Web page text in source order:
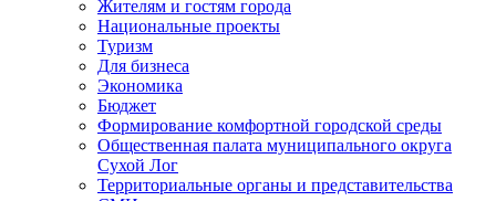
Жителям и гостям города
Национальные проекты
Туризм
Для бизнеса
Экономика
Бюджет
Формирование комфортной городской среды
Общественная палата муниципального округа
Сухой Лог
Территориальные органы и представительства